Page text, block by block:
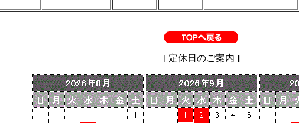
[ 定休日のご案内 ]